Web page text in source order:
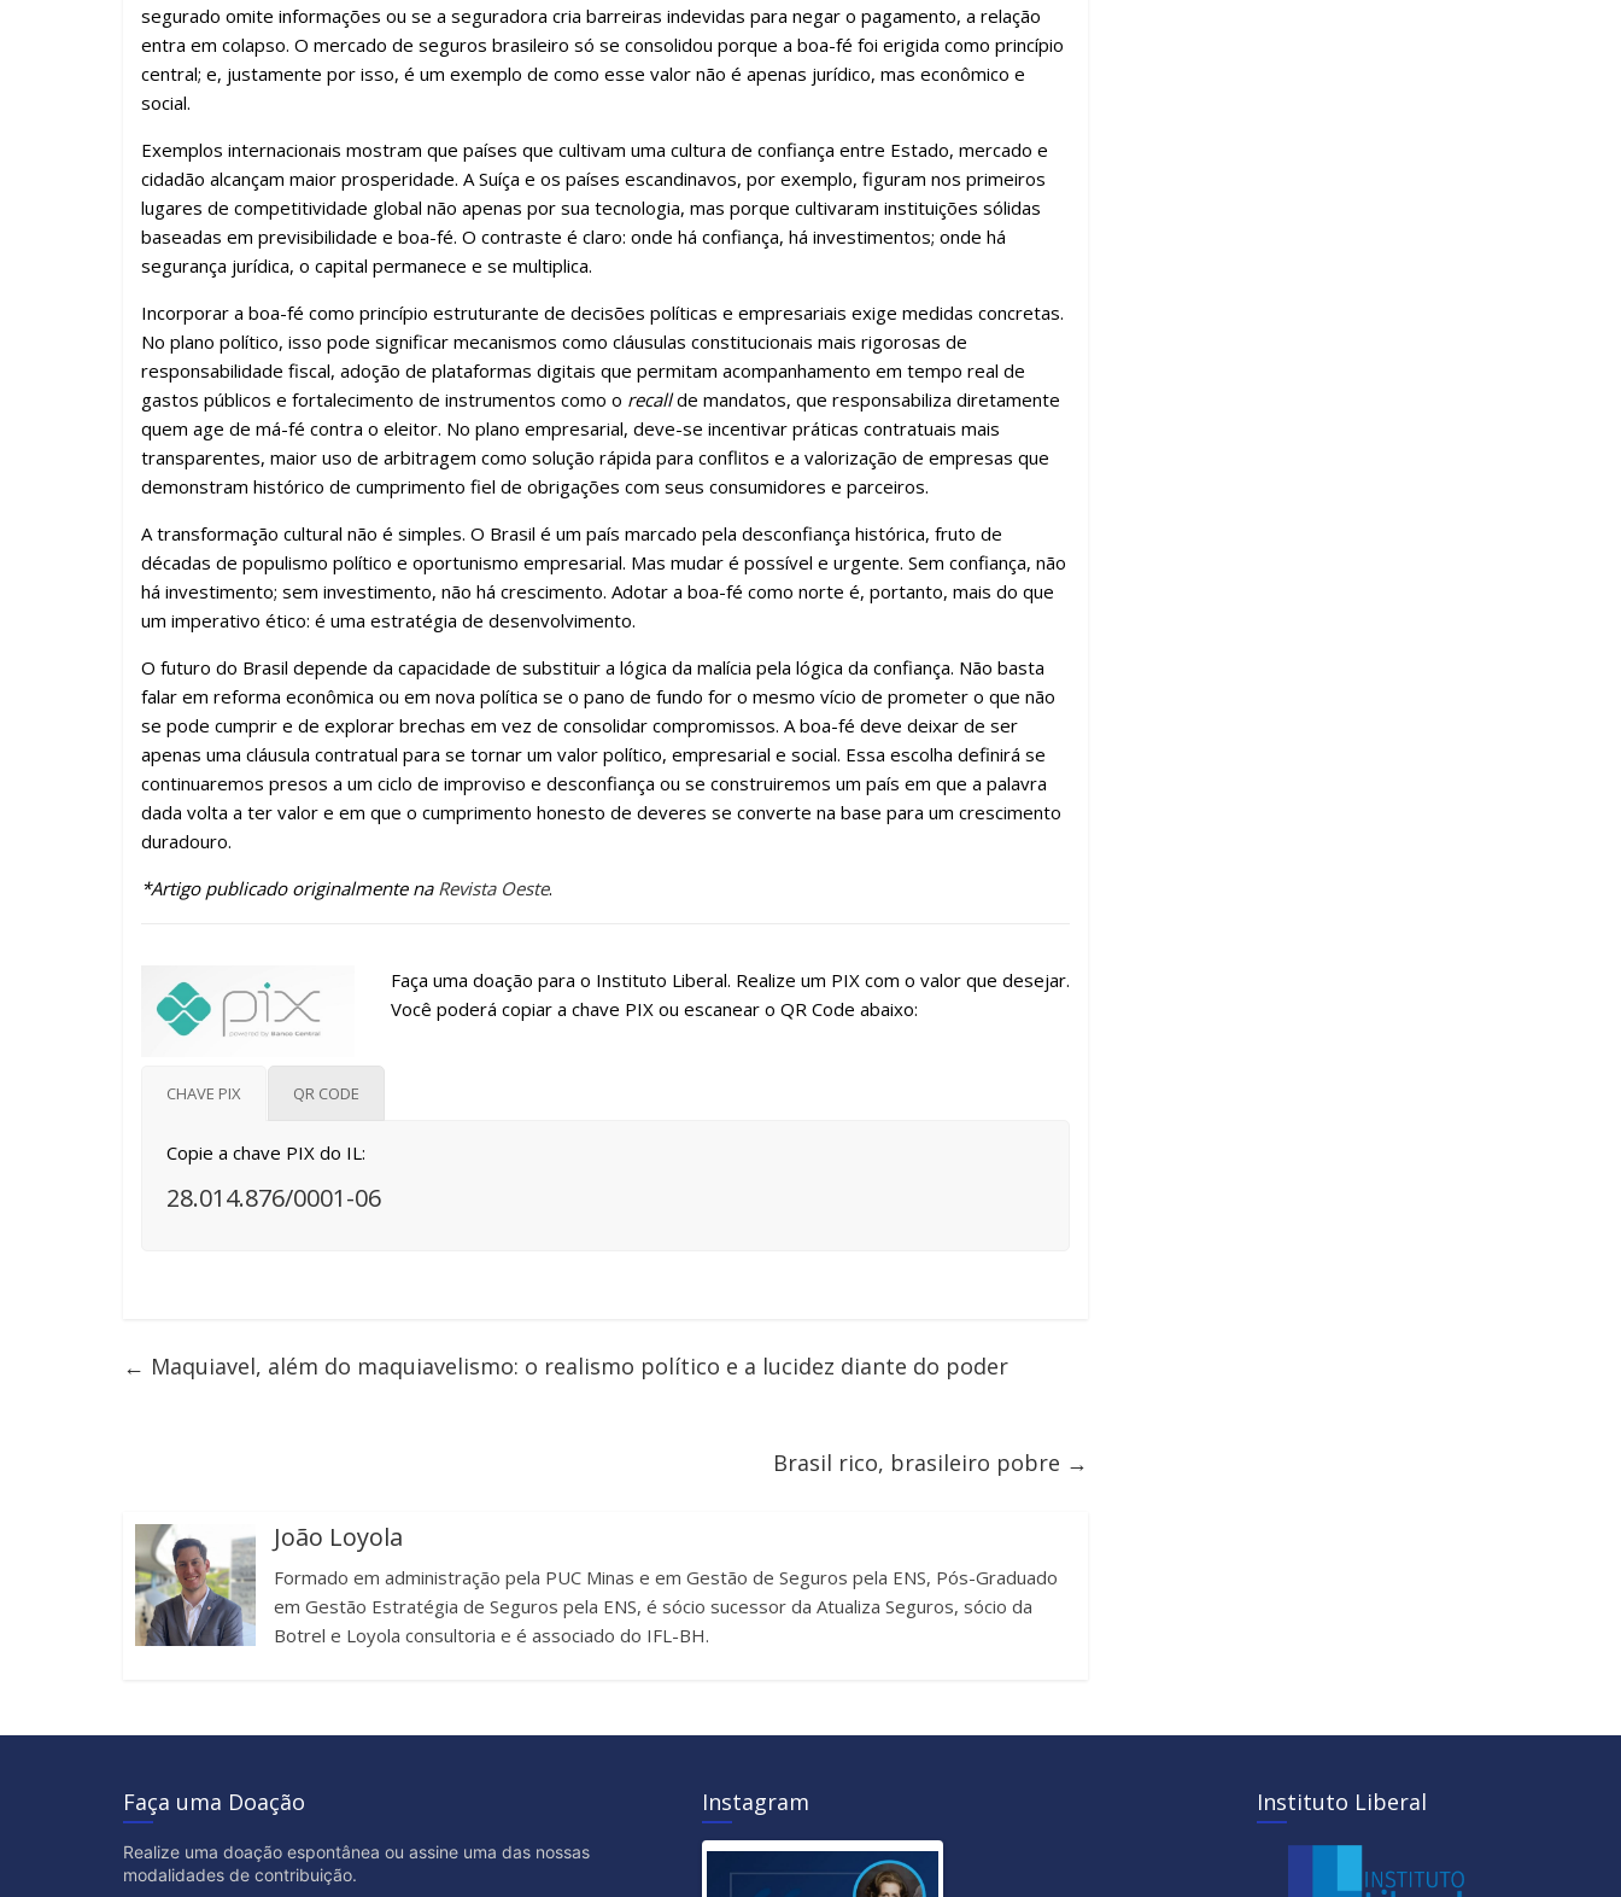
segurado omite informações ou se a seguradora cria barreiras indevidas para negar o pagamento, a relação
entra em colapso. O mercado de seguros brasileiro só se consolidou porque a boa-fé foi erigida como princípio
central; e, justamente por isso, é um exemplo de como esse valor não é apenas jurídico, mas econômico e
social.
Exemplos internacionais mostram que países que cultivam uma cultura de confiança entre Estado, mercado e
cidadão alcançam maior prosperidade. A Suíça e os países escandinavos, por exemplo, figuram nos primeiros
lugares de competitividade global não apenas por sua tecnologia, mas porque cultivaram instituições sólidas
baseadas em previsibilidade e boa-fé. O contraste é claro: onde há confiança, há investimentos; onde há
segurança jurídica, o capital permanece e se multiplica.
Incorporar a boa-fé como princípio estruturante de decisões políticas e empresariais exige medidas concretas.
No plano político, isso pode significar mecanismos como cláusulas constitucionais mais rigorosas de
responsabilidade fiscal, adoção de plataformas digitais que permitam acompanhamento em tempo real de
gastos públicos e fortalecimento de instrumentos como o recallde mandatos, que responsabiliza diretamente
quem age de má-fé contra o eleitor. No plano empresarial, deve-se incentivar práticas contratuais mais
transparentes, maior uso de arbitragem como solução rápida para conflitos e a valorização de empresas que
demonstram histórico de cumprimento fiel de obrigações com seus consumidores e parceiros.
A transformação cultural não é simples. O Brasil é um país marcado pela desconfiança histórica, fruto de
décadas de populismo político e oportunismo empresarial. Mas mudar é possível e urgente. Sem confiança, não
há investimento; sem investimento, não há crescimento. Adotar a boa-fé como norte é, portanto, mais do que
um imperativo ético: é uma estratégia de desenvolvimento.
O futuro do Brasil depende da capacidade de substituir a lógica da malícia pela lógica da confiança. Não basta
falar em reforma econômica ou em nova política se o pano de fundo for o mesmo vício de prometer o que não
se pode cumprir e de explorar brechas em vez de consolidar compromissos. A boa-fé deve deixar de ser
apenas uma cláusula contratual para se tornar um valor político, empresarial e social. Essa escolha definirá se
continuaremos presos a um ciclo de improviso e desconfiança ou se construiremos um país em que a palavra
dada volta a ter valor e em que o cumprimento honesto de deveres se converte na base para um crescimento
duradouro.
*Artigo publicado originalmente na Revista Oeste.
Faça uma doação para o Instituto Liberal. Realize um PIX com o valor que desejar.
Você poderá copiar a chave PIX ou escanear o QR Code abaixo:
CHAVE PIX QR CODE
Copie a chave PIX do IL:
28.014.876/0001-06
← Maquiavel, além do maquiavelismo: o realismo político e a lucidez diante do poder
Brasil rico, brasileiro pobre →
João Loyola
Formado em administração pela PUC Minas e em Gestão de Seguros pela ENS, Pós-Graduado
em Gestão Estratégia de Seguros pela ENS, é sócio sucessor da Atualiza Seguros, sócio da
Botrel e Loyola consultoria e é associado do IFL-BH.
Faça uma Doação
Realize uma doação espontânea ou assine uma das nossas
modalidades de contribuição.
Instagram Instituto Liberal